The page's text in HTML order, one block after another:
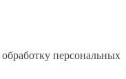
персональных